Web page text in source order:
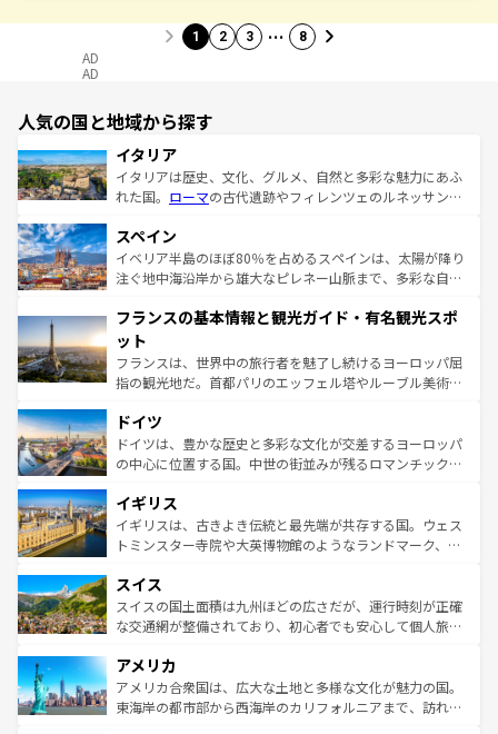
1 2 3 … 8
AD
AD
人気の国と地域から探す
イタリア
イタリアは歴史、文化、グルメ、自然と多彩な魅力にあふ
れた国。 ローマの古代遺跡やフィレンツェのルネッサンス
ろん、トスカーナの美しい田園風景やアマルフィ海岸の絶
景など、自然景観も見逃せない。観光の合間には、本場の
ピザやパスタなど、絶品のイタリア料理を堪能することも
ませてくれるイタリアで、忘れられない旅をしてみよう！
なお、新着のイタリア情報は
しい。
スペイン
イベリア半島のほぼ80％を占めるスペインは、太陽が降り
注ぐ地中海沿岸から雄大なピレネー山脈まで、多彩な自然
文化が根付くこの国では、情熱的なフラメンコ、熱気あふ
れる闘牛、そして美味しいタパスが生活の一部となってい
る。首都マドリードの洗練された雰囲気や、バルセロナの
アートに溢れた街角から、地方では古代ローマ遺跡や中世
せる。地方によって風土や気候が異なるスペインはその個
性で訪れる人を魅了する。 なお、新着のスペイン情報は コ
ンテンツ一覧を参照してほしい。
フランスの基本情報と観光ガイド・有名観光スポ
ット
フランスは、世界中の旅行者を魅了し続けるヨーロッパ屈
指の観光地だ。首都パリのエッフェル塔やルーブル美術館
で、幅広い魅力が詰まっている。華麗な宮殿、歴史的な大
聖堂、美しいビーチ、そして豊かな自然が、訪れる者を心
から魅了する。また、フランスは美食の国としても知ら
いる。シャンパンの発祥地であるランス、プロヴァンスの
香り高いラベンダー畑など、多彩な楽しみ方が可能だ。さ
らに、パリ以外の地域にも魅力が溢れており、どの街角に
れる地方に足を運ぶとそれぞれで全く異なる文化を体験で
きるだろう。 なお、新着のフランス情報はコンテンツ一覧
を参照してほしい。
ドイツ
ドイツは、豊かな歴史と多彩な文化が交差するヨーロッパ
の中心に位置する国。中世の街並みが残るロマンチック街
顔を持つこの国は、どこを歩いても飽きることがない。ベ
ルリンの文化的活気、バイエルン州のアルプスの絶景、そ
してライン川沿いのワイン畑といった風景は必見。ビール
は、お酒好きな人にはぜひ体験してほしい。 なお、新着の
ドイツ情報はコンテンツ一覧を参照してほしい。
イギリス
イギリスは、古きよき伝統と最先端が共存する国。ウェス
トミンスター寺院や大英博物館のようなランドマーク、歴
リアごとに異なる魅力がある。また、優雅なアフタヌーン
ティー、ビール好きにはたまらない英国パブ、サッカー観
戦など、本場だからこそできる体験も豊富。イギリスを旅
ンツ一覧を参照してほしい。
スイス
スイスの国土面積は九州ほどの広さだが、運行時刻が正確
な交通網が整備されており、初心者でも安心して個人旅行
の建物がそのまま残る町や、スイスならではのユニークな
博物館もあり、アルプス観光だけでなく町歩きも満喫する
ことができる。国民の所得が高いため物価も高いが、旅行
アメリカ
アメリカ合衆国は、広大な土地と多様な文化が魅力の国。
東海岸の都市部から西海岸のカリフォルニアまで、訪れる